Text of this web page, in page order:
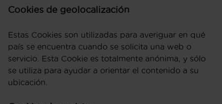
Cookies de geolocalización
Estas Cookies son utilizadas para averiguar en qué
país se encuentra cuando se solicita una web o
servicio. Esta Cookie es totalmente anónima, y sólo
se utiliza para ayudar a orientar el contenido a su
ubicación.